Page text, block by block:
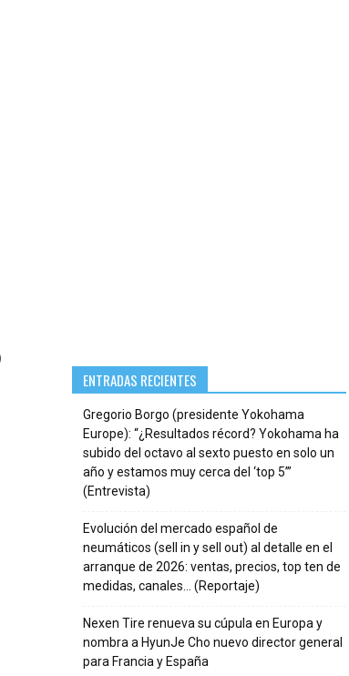
ENTRADAS RECIENTES
Gregorio Borgo (presidente Yokohama
Europe): “¿Resultados récord? Yokohama ha
subido del octavo al sexto puesto en solo un
año y estamos muy cerca del ‘top 5’”
(Entrevista)
Evolución del mercado español de
neumáticos (sell in y sell out) al detalle en el
arranque de 2026: ventas, precios, top ten de
medidas, canales… (Reportaje)
Nexen Tire renueva su cúpula en Europa y
nombra a HyunJe Cho nuevo director general
para Francia y España